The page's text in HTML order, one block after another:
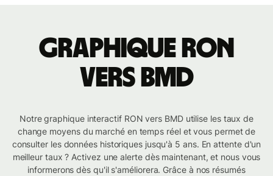
Graphique RON
vers BMD
Notre graphique interactif RON vers BMD utilise les taux de
change moyens du marché en temps réel et vous permet de
consulter les données historiques jusqu'à 5 ans. En attente d'un
meilleur taux ? Activez une alerte dès maintenant, et nous vous
informerons dès qu'il s'améliorera. Grâce à nos résumés